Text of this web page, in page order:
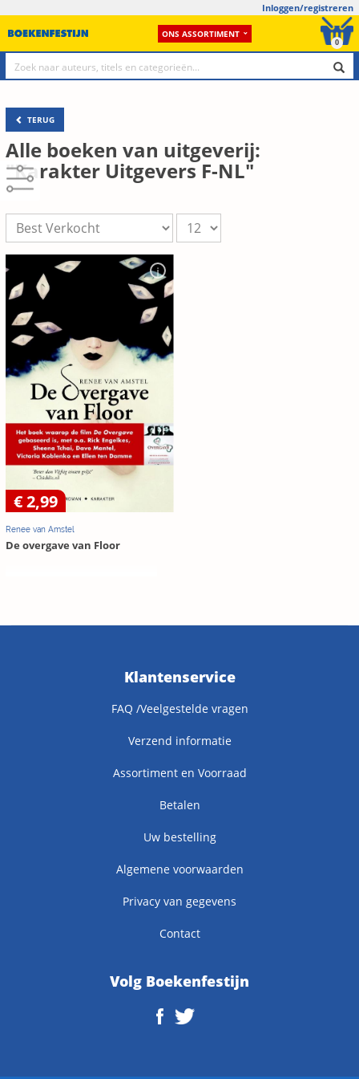
Inloggen/registreren
ONS ASSORTIMENT
0
TERUG
Alle boeken van uitgeverij:
"Karakter Uitgevers F-NL"
€ 2,99
Renee van Amstel
De overgave van Floor
Klantenservice
FAQ /Veelgestelde vragen
Verzend informatie
Assortiment en Voorraad
Betalen
Uw bestelling
Algemene voorwaarden
Privacy van gegevens
Contact
Volg Boekenfestijn